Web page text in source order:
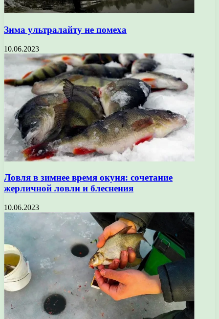
Зима ультралайту не помеха
10.06.2023
Ловля в зимнее время окуня: сочетание
жерличной ловли и блеснения
10.06.2023